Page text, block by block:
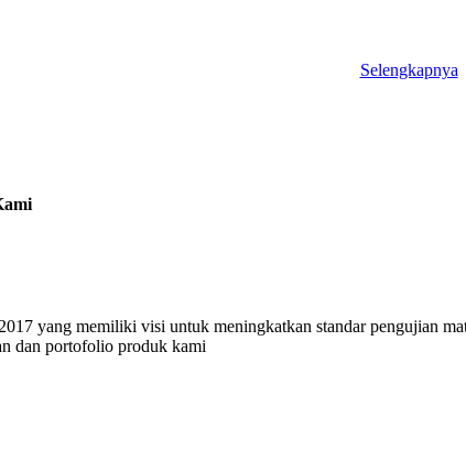
Selengkapnya
yang memiliki visi untuk meningkatkan standar pengujian
dan portofolio produk kami